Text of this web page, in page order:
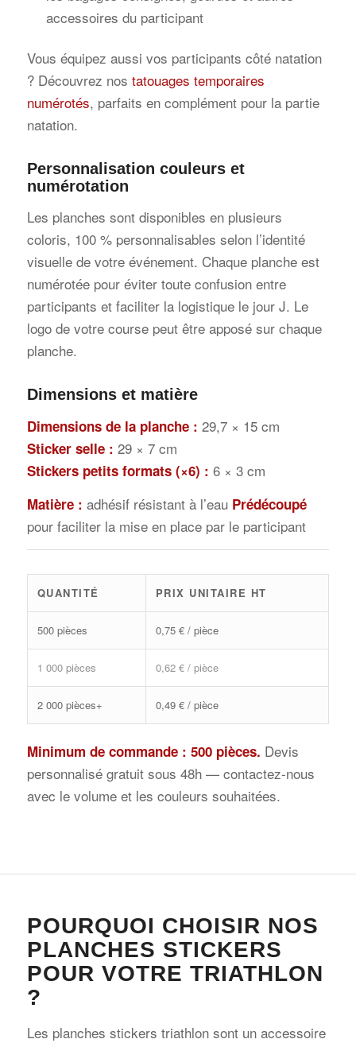
accessoires du participant
Vous équipez aussi vos participants côté natation
? Découvrez nos tatouages temporaires
numérotés, parfaits en complément pour la partie
natation.
Personnalisation couleurs et
numérotation
Les planches sont disponibles en plusieurs
coloris, 100 % personnalisables selon l’identité
visuelle de votre événement. Chaque planche est
numérotée pour éviter toute confusion entre
participants et faciliter la logistique le jour J. Le
logo de votre course peut être apposé sur chaque
planche.
Dimensions et matière
Dimensions de la planche : 29,7 × 15 cm
Sticker selle : 29 × 7 cm
Stickers petits formats (×6) : 6 × 3 cm
Matière : adhésif résistant à l’eau Prédécoupé
pour faciliter la mise en place par le participant
QUANTITÉ PRIX UNITAIRE HT
500 pièces 0,75 € / pièce
1 000 pièces 0,62 € / pièce
2 000 pièces+ 0,49 € / pièce
Minimum de commande : 500 pièces. Devis
personnalisé gratuit sous 48h — contactez-nous
avec le volume et les couleurs souhaitées.
POURQUOI CHOISIR NOS
PLANCHES STICKERS
POUR VOTRE TRIATHLON
?
Les planches stickers triathlon sont un accessoire